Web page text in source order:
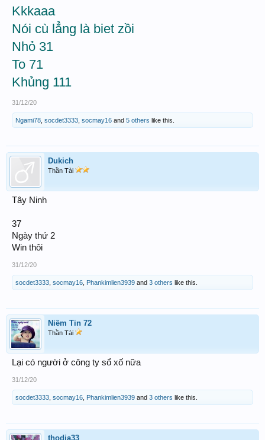
Kkkaaa
Nói cù lẳng là biet zồi
Nhỏ 31
To 71
Khủng 111
31/12/20
Ngami78 socdet3333 socmay16 and 5 others like this.
Dukich
Thần Tài
Tây Ninh
37
Ngày thứ 2
Win thôi
31/12/20
socdet3333 socmay16 Phankimlien3939 and 3 others like this.
Niềm Tin 72
Thần Tài
Lại có người ở công ty sổ xố nữa
31/12/20
socdet3333 socmay16 Phankimlien3939 and 3 others like this.
thodia33